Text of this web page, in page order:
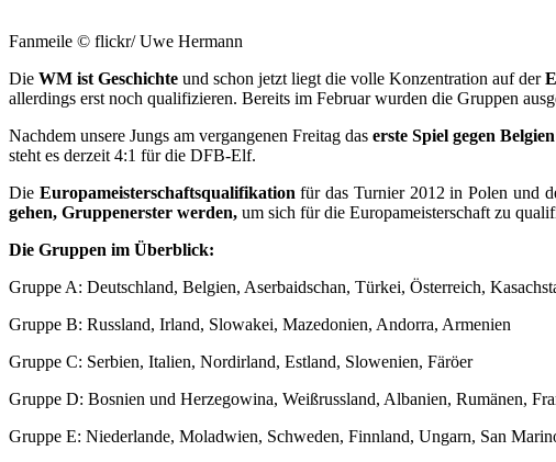
Fanmeile © flickr/ Uwe Hermann
Die WM ist Geschichte und schon jetzt liegt die volle Konzentration auf der
allerdings erst noch qualifizieren. Bereits im Februar wurden die Gruppen
Nachdem unsere Jungs am vergangenen Freitag das erste Spiel gegen
steht es derzeit 4:1 für die DFB-Elf.
Die Europameisterschaftsqualifikation für das Turnier 2012 in Polen und
gehen, Gruppenerster werden, um sich für die Europameisterschaft zu
Die Gruppen im Überblick:
Gruppe A: Deutschland, Belgien, Aserbaidschan, Türkei, Österreich,
Gruppe B: Russland, Irland, Slowakei, Mazedonien, Andorra, Armenien
Gruppe C: Serbien, Italien, Nordirland, Estland, Slowenien, Färöer
Gruppe D: Bosnien und Herzegowina, Weißrussland, Albanien, Rumänen,
Gruppe E: Niederlande, Moladwien, Schweden, Finnland, Ungarn, San